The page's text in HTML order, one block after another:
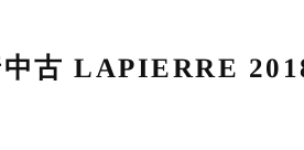
中古 LAPIERRE